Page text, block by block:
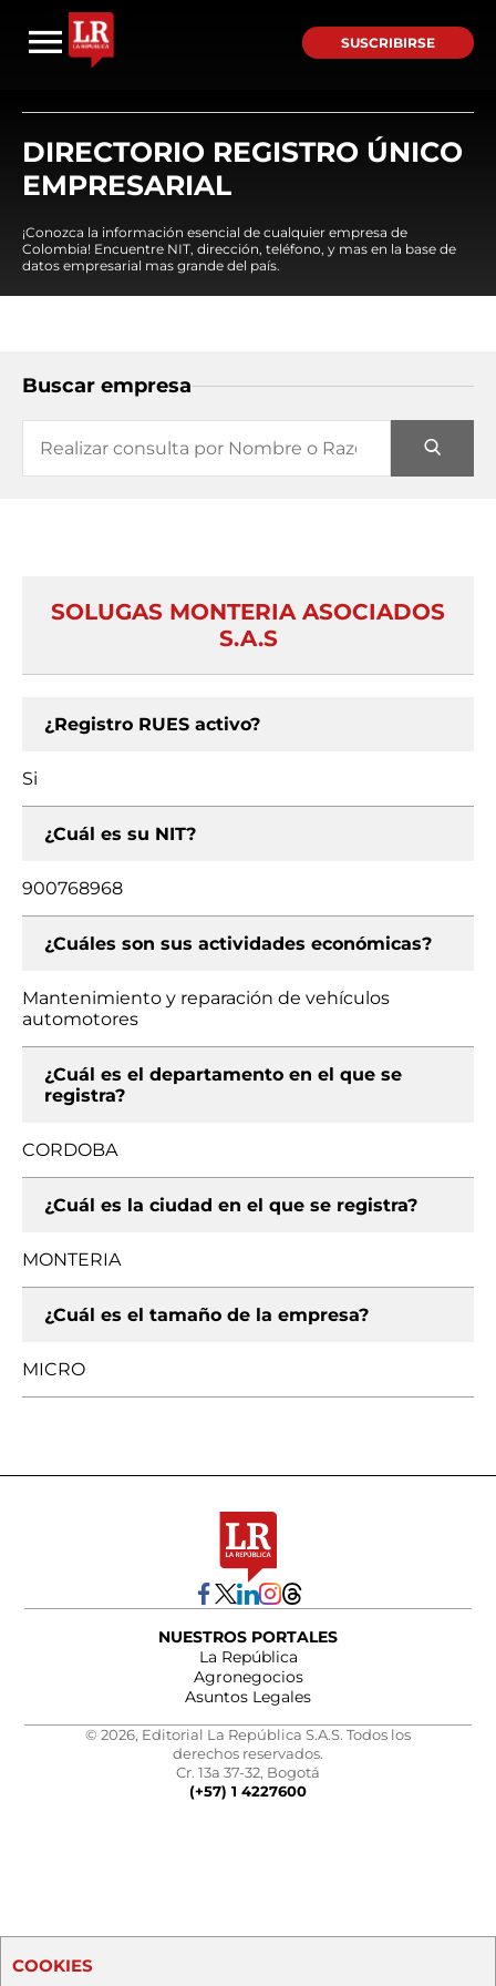
SUSCRIBIRSE
DIRECTORIO REGISTRO ÚNICO
EMPRESARIAL
¡Conozca la información esencial de cualquier empresa de
Colombia! Encuentre NIT, dirección, teléfono, y mas en la base de
datos empresarial mas grande del país.
Buscar empresa
SOLUGAS MONTERIA ASOCIADOS
S.A.S
¿Registro RUES activo?
Si
¿Cuál es su NIT?
900768968
¿Cuáles son sus actividades económicas?
Mantenimiento y reparación de vehículos
automotores
¿Cuál es el departamento en el que se
registra?
CORDOBA
¿Cuál es la ciudad en el que se registra?
MONTERIA
¿Cuál es el tamaño de la empresa?
MICRO
NUESTROS PORTALES
La República
Agronegocios
Asuntos Legales
© 2026, Editorial La República S.A.S. Todos los
derechos reservados.
Cr. 13a 37-32, Bogotá
(+57) 1 4227600
COOKIES